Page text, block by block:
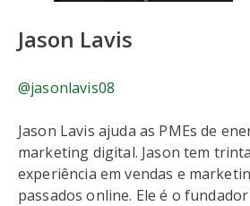
Jason Lavis
@jasonlavis08
Jason Lavis ajuda as PMEs de
marketing digital. Jason tem
experiência em vendas e
passados online. Ele é o